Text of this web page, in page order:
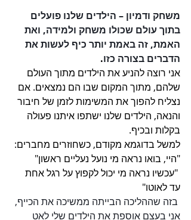
משחק ודמיון – הילדים שלנו פועלים
בתוך עולם שכולו משחק ולמידה, ואת
האמת, זה באמת יותר כיף לעשות את
הדברים בצורה כזו.
אני רוצה להניע את הילדים מתוך העולם
שלהם, מתוך המקום שבו הם נמצאים. אם
נצליח להפוך את המשימות לזמן של חיבור
והנאה, הילדים שלנו ישתפו איתנו פעולה
בקלות ובכיף.
למשל בדוגמא מקודם, כשחוזרים מחברים:
"היי, בואו נראה מי נועל נעליים ראשון"
"עכשיו נראה מי יכול לקפוץ על רגל אחת
עד לאוטו"
בזה שההליכה הבייתה ממשיכה את הכייף,
אני בעצם אוספת את הילדים שלי לאט